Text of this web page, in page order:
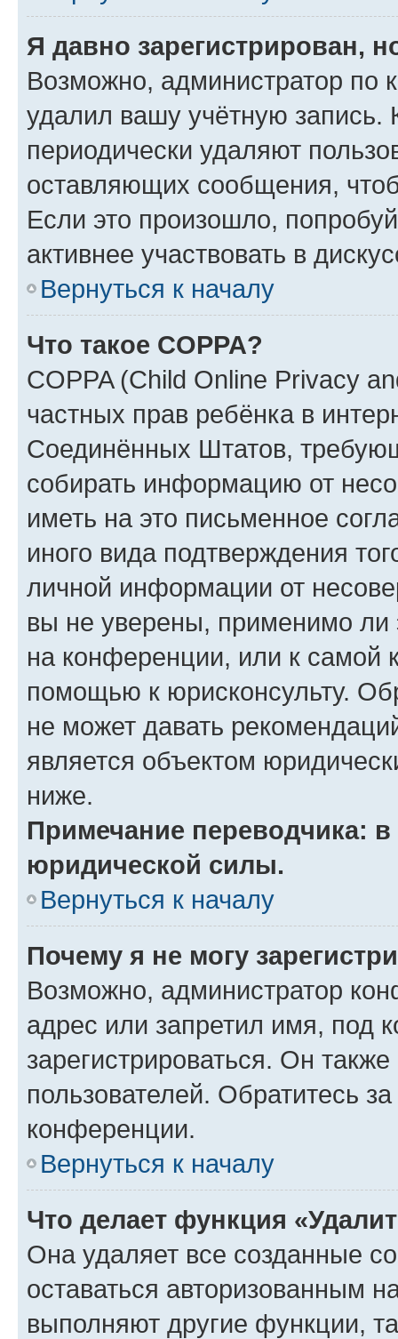
Я давно зарегистрирован,
Возможно, администратор по
удалил вашу учётную запись.
периодически удаляют
оставляющих сообщения,
Если это произошло,
активнее участвовать в
Вернуться к началу
Что такое COPPA?
COPPA (Child Online Privacy
частных прав ребёнка в
Соединённых Штатов,
собирать информацию от
иметь на это письменное
иного вида подтверждения
личной информации от
вы не уверены, применимо ли
на конференции, или к самой
помощью к юрисконсульту.
не может давать
является объектом
ниже.
Примечание переводчика:
юридической силы.
Вернуться к началу
Почему я не могу
Возможно, администратор
адрес или запретил имя, под
зарегистрироваться. Он
пользователей. Обратитесь
конференции.
Вернуться к началу
Что делает функция
Она удаляет все созданные
оставаться авторизованным
выполняют другие функции,